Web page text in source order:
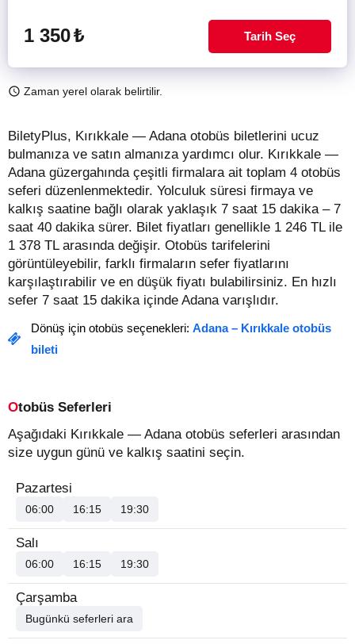
1 350₺ Tarih Seç
Zaman yerel olarak belirtilir.
BiletyPlus, Kırıkkale — Adana otobüs biletlerini ucuz
bulmanıza ve satın almanıza yardımcı olur. Kırıkkale —
Adana güzergahında çeşitli firmalara ait toplam 4 otobüs
seferi düzenlenmektedir. Yolculuk süresi firmaya ve
kalkış saatine bağlı olarak yaklaşık 7 saat 15 dakika – 7
saat 40 dakika sürer. Bilet fiyatları genellikle 1 246 TL ile
1 378 TL arasında değişir. Otobüs tarifelerini
görüntüleyebilir, farklı firmaların sefer fiyatlarını
karşılaştırabilir ve en düşük fiyatı bulabilirsiniz. En hızlı
sefer 7 saat 15 dakika içinde Adana varışlıdır.
Dönüş için otobüs seçenekleri: Adana – Kırıkkale otobüs
bileti
Otobüs Seferleri
Aşağıdaki Kırıkkale — Adana otobüs seferleri arasından
size uygun günü ve kalkış saatini seçin.
Pazartesi
06:00 16:15 19:30
Salı
06:00 16:15 19:30
Çarşamba
Bugünkü seferleri ara